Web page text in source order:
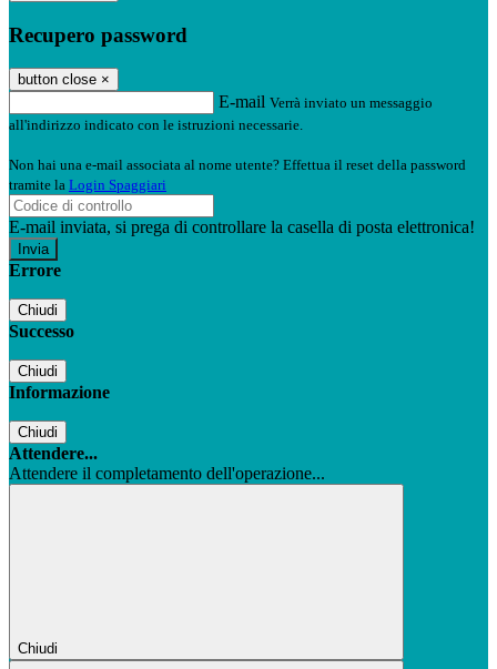
Recupero password
button close ×
E-mail Verrà inviato un messaggio
all'indirizzo indicato con le istruzioni necessarie.
Non hai una e-mail associata al nome utente? Effettua il reset della password
tramite la Login Spaggiari
E-mail inviata, si prega di controllare la casella di posta elettronica!
Errore
Chiudi
Successo
Chiudi
Informazione
Chiudi
Attendere...
Attendere il completamento dell'operazione...
Chiudi